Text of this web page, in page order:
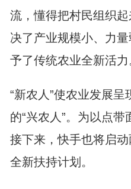
流，懂得把村民组织
决了产业规模小、力
予了传统农业全新活力
“新农人”使农业发展
的“兴农人”。为以点带
接下来，快手也将启
全新扶持计划。